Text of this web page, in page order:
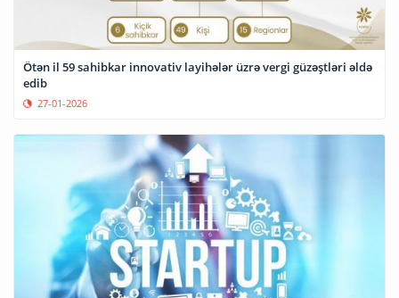
Ötən il 59 sahibkar innovativ layihələr üzrə vergi güzəştləri əldə
edib
27-01-2026